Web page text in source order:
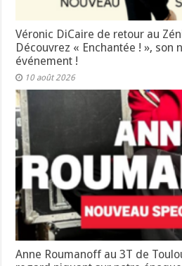
Véronic DiCaire de retour au
Découvrez « Enchantée ! », son
événement !
10 août 2026
Anne Roumanoff au 3T de